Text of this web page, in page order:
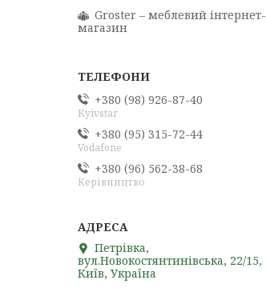
Groster – меблевий інтернет-
магазин
+380 (98) 926-87-40
Kyivstar
+380 (95) 315-72-44
Vodafone
+380 (96) 562-38-68
Керівництво
Петрівка,
вул.Новокостянтинівська, 22/15,
Київ, Україна